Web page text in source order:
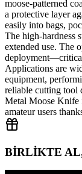
moose‑patterned
a protective layer
easily into bags,
The high‑hardness
extended use. The
Applications are
equipment,
reliable cutting tool
Metal Moose Knife
amateur users
BİRLİKTE